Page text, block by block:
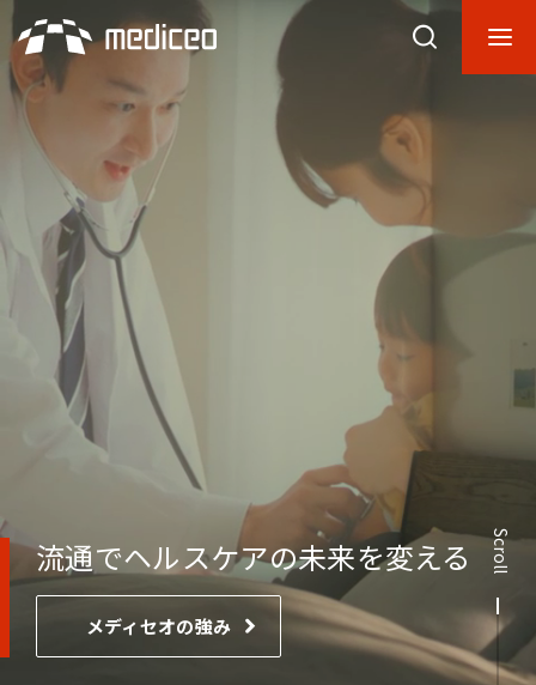
流通でヘルスケアの未来を変える
メディセオの強み
Scroll